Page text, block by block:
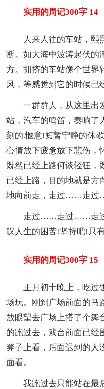
实用的周记300字 14
人来人往的车站，熙熙
断。如大海中波涛起伏的
方。拥挤的车站像个世界
风，等感觉到它的时候已
一群群人，从这里出发
站，汽车的鸣笛，奏响了
刻的.惬意!短暂宁静的休
心情放下疲惫放下悲伤，
既然已经上路何谈轻狂，
已经上路，目的地就是方
地向前走，走过……走过
走过……走过……走过
叹人生的困苦!坚持吧!只
实用的周记300字 15
正月初十晚上，吃过
场玩。刚到广场前面的马
放眼望去广场上搭了个舞
的跑过去，戏台前面已经
凳子上看，后面迟到的人
面看。
我跑过去只能站在最